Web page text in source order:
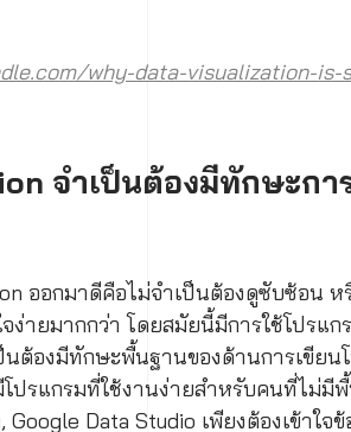
why-data-visualization-is-
จำเป็นต้องมีทักษะกา
ออกมาดีคือไม่จำเป็นต้องดูซับซ้อน
ง่ายมากกว่า โดยสมัยนี้มีการใช้โปรแ
ต้องมีทักษะพื้นฐานของด้านการเขียน
รแกรมที่ใช้งานง่ายสำหรับคนที่ไม่มี
Data Studio เพียงต้องเข้าใจ